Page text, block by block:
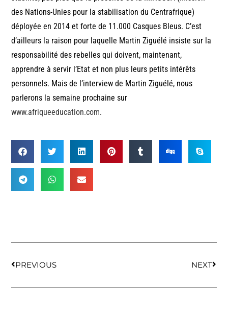
des Nations-Unies pour la stabilisation du Centrafrique)
déployée en 2014 et forte de 11.000 Casques Bleus. C’est
d’ailleurs la raison pour laquelle Martin Ziguélé insiste sur la
responsabilité des rebelles qui doivent, maintenant,
apprendre à servir l’Etat et non plus leurs petits intérêts
personnels. Mais de l’interview de Martin Ziguélé, nous
parlerons la semaine prochaine sur
www.afriqueeducation.com.
PREVIOUS NEXT